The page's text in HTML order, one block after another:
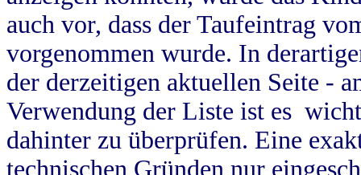
auch vor, dass der Taufeintrag
vorgenommen wurde. In
der derzeitigen aktuellen Seite -
Verwendung der Liste ist es
dahinter zu überprüfen. Eine
technischen Gründen nur